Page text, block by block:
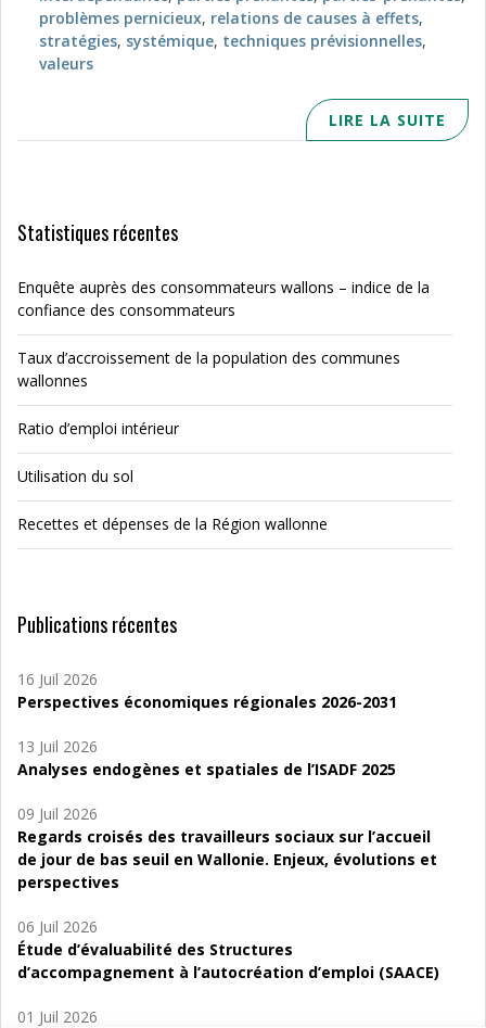
problèmes pernicieux, relations de causes à effets,
stratégies, systémique, techniques prévisionnelles,
valeurs
LIRE LA SUITE
Statistiques récentes
Enquête auprès des consommateurs wallons – indice de la
confiance des consommateurs
Taux d’accroissement de la population des communes
wallonnes
Ratio d’emploi intérieur
Utilisation du sol
Recettes et dépenses de la Région wallonne
Publications récentes
16 Juil 2026
Perspectives économiques régionales 2026-2031
13 Juil 2026
Analyses endogènes et spatiales de l’ISADF 2025
09 Juil 2026
Regards croisés des travailleurs sociaux sur l’accueil
de jour de bas seuil en Wallonie. Enjeux, évolutions et
perspectives
06 Juil 2026
Étude d’évaluabilité des Structures
d’accompagnement à l’autocréation d’emploi (SAACE)
01 Juil 2026